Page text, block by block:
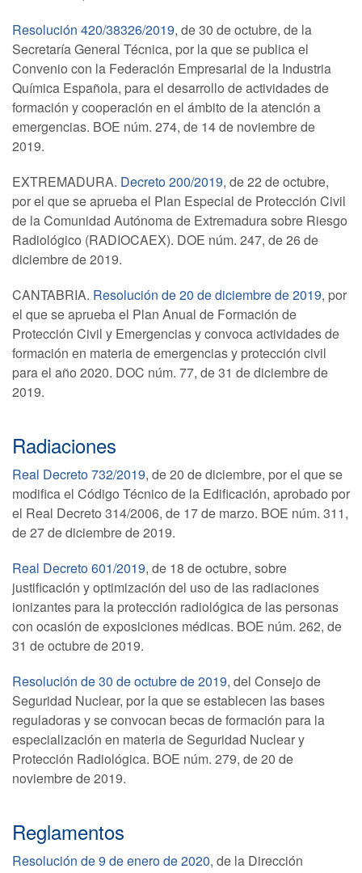
Resolución 420/38326/2019, de 30 de octubre, de la
Secretaría General Técnica, por la que se publica el
Convenio con la Federación Empresarial de la Industria
Química Española, para el desarrollo de actividades de
formación y cooperación en el ámbito de la atención a
emergencias. BOE núm. 274, de 14 de noviembre de
2019.
EXTREMADURA. Decreto 200/2019, de 22 de octubre,
por el que se aprueba el Plan Especial de Protección Civil
de la Comunidad Autónoma de Extremadura sobre Riesgo
Radiológico (RADIOCAEX). DOE núm. 247, de 26 de
diciembre de 2019.
CANTABRIA. Resolución de 20 de diciembre de 2019, por
el que se aprueba el Plan Anual de Formación de
Protección Civil y Emergencias y convoca actividades de
formación en materia de emergencias y protección civil
para el año 2020. DOC núm. 77, de 31 de diciembre de
2019.
Radiaciones
Real Decreto 732/2019, de 20 de diciembre, por el que se
modifica el Código Técnico de la Edificación, aprobado por
el Real Decreto 314/2006, de 17 de marzo. BOE núm. 311,
de 27 de diciembre de 2019.
Real Decreto 601/2019, de 18 de octubre, sobre
justificación y optimización del uso de las radiaciones
ionizantes para la protección radiológica de las personas
con ocasión de exposiciones médicas. BOE núm. 262, de
31 de octubre de 2019.
Resolución de 30 de octubre de 2019, del Consejo de
Seguridad Nuclear, por la que se establecen las bases
reguladoras y se convocan becas de formación para la
especialización en materia de Seguridad Nuclear y
Protección Radiológica. BOE núm. 279, de 20 de
noviembre de 2019.
Reglamentos
Resolución de 9 de enero de 2020, de la Dirección